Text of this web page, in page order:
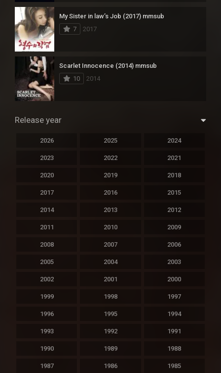
My Sister in law’s Job (2017) mmsub
7
2017
Scarlet Innocence (2014) mmsub
10
2014
Release year
2026 2025 2024
2023 2022 2021
2020 2019 2018
2017 2016 2015
2014 2013 2012
2011 2010 2009
2008 2007 2006
2005 2004 2003
2002 2001 2000
1999 1998 1997
1996 1995 1994
1993 1992 1991
1990 1989 1988
1987 1986 1985